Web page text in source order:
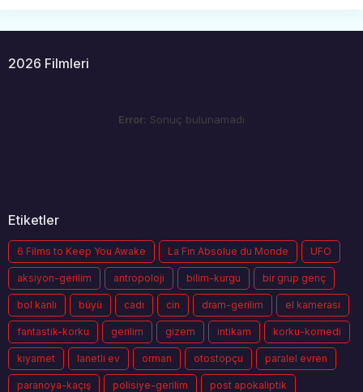
2026 Filmleri
Error: Sonuç bulunamadı
Etiketler
6 Films to Keep You Awake La Fin Absolue du Monde UFO
aksiyon-gerilim antropoloji bilim-kurgu bir grup genç
bol kanlı büyü cadı cin dram-gerilim el kamerası
fantastik-korku gerilim gizem intikam korku-komedi
kıyamet lanetli ev orman otostopçu paralel evren
paranoya-kaçış polisiye-gerilim post apokaliptik